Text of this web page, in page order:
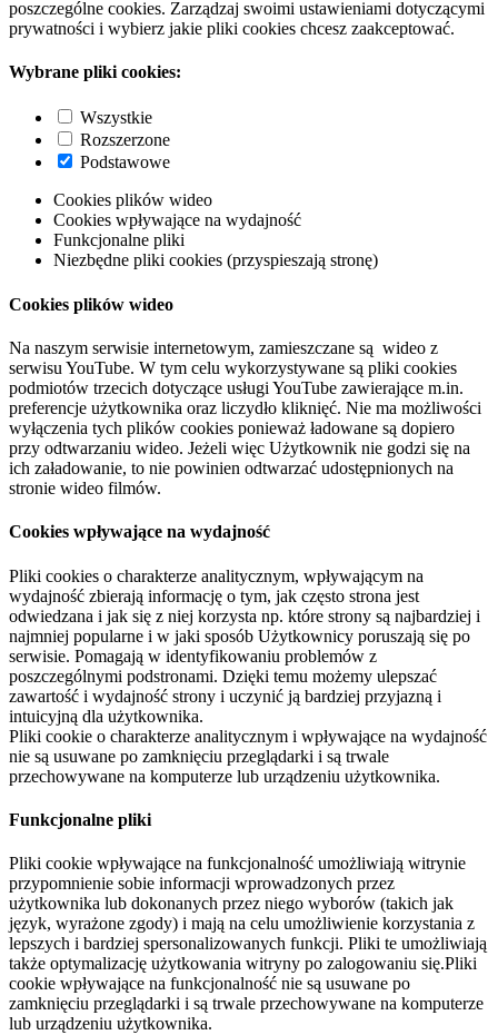
poszczególne cookies. Zarządzaj swoimi ustawieniami dotyczącymi
prywatności i wybierz jakie pliki cookies chcesz zaakceptować.
Wybrane pliki cookies:
Wszystkie
Rozszerzone
Podstawowe
Cookies plików wideo
Cookies wpływające na wydajność
Funkcjonalne pliki
Niezbędne pliki cookies (przyspieszają stronę)
Cookies plików wideo
Na naszym serwisie internetowym, zamieszczane są wideo z
serwisu YouTube. W tym celu wykorzystywane są pliki cookies
podmiotów trzecich dotyczące usługi YouTube zawierające m.in.
preferencje użytkownika oraz liczydło kliknięć. Nie ma możliwości
wyłączenia tych plików cookies ponieważ ładowane są dopiero
przy odtwarzaniu wideo. Jeżeli więc Użytkownik nie godzi się na
ich załadowanie, to nie powinien odtwarzać udostępnionych na
stronie wideo filmów.
Cookies wpływające na wydajność
Pliki cookies o charakterze analitycznym, wpływającym na
wydajność zbierają informację o tym, jak często strona jest
odwiedzana i jak się z niej korzysta np. które strony są najbardziej i
najmniej popularne i w jaki sposób Użytkownicy poruszają się po
serwisie. Pomagają w identyfikowaniu problemów z
poszczególnymi podstronami. Dzięki temu możemy ulepszać
zawartość i wydajność strony i uczynić ją bardziej przyjazną i
intuicyjną dla użytkownika.
Pliki cookie o charakterze analitycznym i wpływające na wydajność
nie są usuwane po zamknięciu przeglądarki i są trwale
przechowywane na komputerze lub urządzeniu użytkownika.
Funkcjonalne pliki
Pliki cookie wpływające na funkcjonalność umożliwiają witrynie
przypomnienie sobie informacji wprowadzonych przez
użytkownika lub dokonanych przez niego wyborów (takich jak
język, wyrażone zgody) i mają na celu umożliwienie korzystania z
lepszych i bardziej spersonalizowanych funkcji. Pliki te umożliwiają
także optymalizację użytkowania witryny po zalogowaniu się.Pliki
cookie wpływające na funkcjonalność nie są usuwane po
zamknięciu przeglądarki i są trwale przechowywane na komputerze
lub urządzeniu użytkownika.